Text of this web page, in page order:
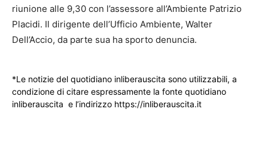
riunione alle 9,30 con l’assessore all’Ambiente Patrizio
Placidi. Il dirigente dell’Ufficio Ambiente, Walter
Dell’Accio, da parte sua ha sporto denuncia.
*Le notizie del quotidiano inliberauscita sono utilizzabili, a
condizione di citare espressamente la fonte quotidiano
inliberauscita e l’indirizzo https://inliberauscita.it